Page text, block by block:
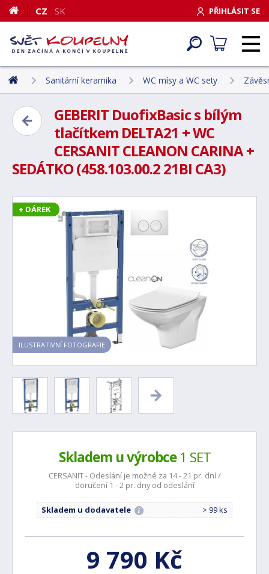
PŘIHLÁSIT SE
CZ SK
Sanitární keramika WC mísy a WC sety
GEBERIT DuofixBasic s bílým
tlačítkem DELTA21 + WC
CERSANIT CLEANON CARINA +
SEDÁTKO (458.103.00.2 21BI CA3)
+ DÁREK
ILUSTRATIVNÍ FOTOGRAFIE
Skladem u výrobce1 SET
CERSANIT - Odeslání je možné za 14 - 21 pr. dní /
doručení 1 - 2 pr. dny od odeslání
Skladem u dodavatele > 99 ks
9 790 Kč